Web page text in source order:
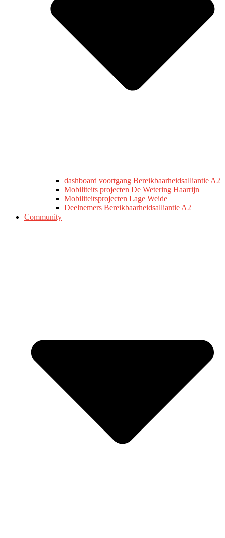
dashboard voortgang Bereikbaarheidsalliantie A2
Mobiliteits projecten De Wetering Haarrijn
Mobiliteitsprojecten Lage Weide
Deelnemers Bereikbaarheidsalliantie A2
Community